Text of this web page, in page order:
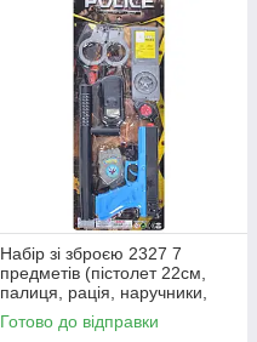
Набір зі зброєю 2327 7
предметів (пістолет 22см,
палиця, рація, наручники,
значок), на листі, 58-21-3см
Готово до відправки